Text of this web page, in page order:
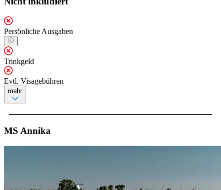
Persönliche Ausgaben
Trinkgeld
Evtl. Visagebühren
mehr
MS Annika